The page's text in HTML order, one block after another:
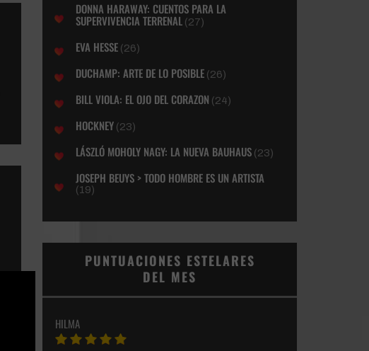
DONNA HARAWAY: CUENTOS PARA LA
SUPERVIVENCIA TERRENAL (27)
EVA HESSE (26)
DUCHAMP: ARTE DE LO POSIBLE (26)
BILL VIOLA: EL OJO DEL CORAZON (24)
HOCKNEY (23)
LÁSZLÓ MOHOLY NAGY: LA NUEVA BAUHAUS (23)
JOSEPH BEUYS > TODO HOMBRE ES UN ARTISTA
(19)
PUNTUACIONES ESTELARES
DEL MES
HILMA